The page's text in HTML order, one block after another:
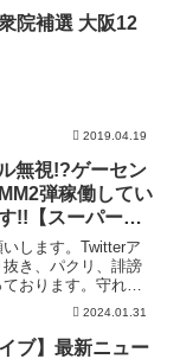
長が退任し、新社
役員を...
院補選 大阪12
2019.04.19
無視!?ゲーセン
弾稼働してい
!!【スーパード
ローズ メテオ
日レンコ】
します。Twitterア
き、パクリ、誹謗
おります。守れな
察に被害届出しま
ション最新情報ーー
ー【SDBH】無
2024.01.31
ブ】最新ニュー